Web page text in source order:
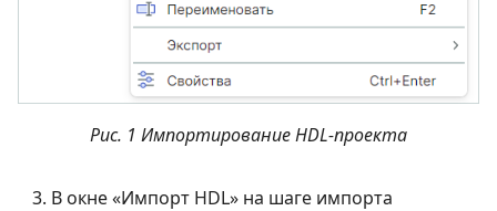
Рис. 1 Импортирование HDL-проекта
В окне «Импорт HDL» на шаге импорта